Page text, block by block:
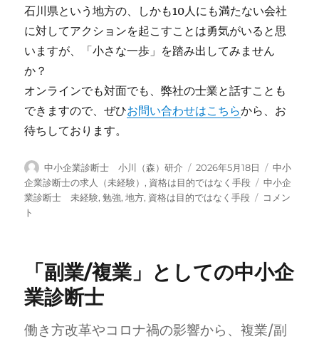
石川県という地方の、しかも10人にも満たない会社
に対してアクションを起こすことは勇気がいると思
いますが、「小さな一歩」を踏み出してみません
か？
オンラインでも対面でも、弊社の士業と話すことも
できますので、ぜひお問い合わせはこちらから、お
待ちしております。
投
稿
者
中小企業診断士 小川（森）研介
投
稿
日:
2026年5月18日
カ
テ
ゴ
中小
企業診断士の求人（未経験） , 資格は目的ではなく手段
タ
グ
中小企
業診断士 未経験,勉強,地方, 資格は目的ではなく手段
【YouTube
回】
し
コメン
ト
「副業/複業」としての中小企
業診断士
働き方改革やコロナ禍の影響から、複業/副